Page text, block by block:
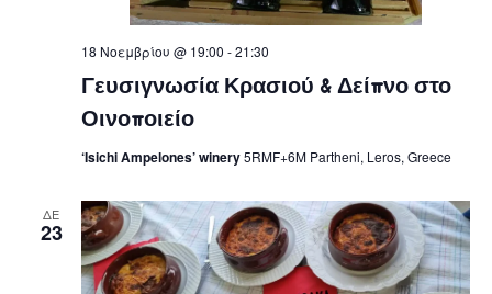
Γευσιγνωσία Κρασιού & Δείπνο στο
Οινοποιείο
18 Νοεμβρίου @ 19:00 -21:30
‘Isichi Ampelones’ winery5RMF+6M Partheni, Leros, Greece
ΔΕ
23